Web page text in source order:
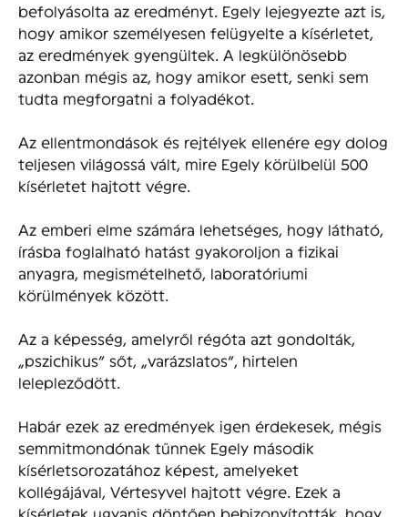
befolyásolta az eredményt. Egely lejegyezte azt is,
hogy amikor személyesen felügyelte a kísérletet,
az eredmények gyengültek. A legkülönösebb
azonban mégis az, hogy amikor esett, senki sem
tudta megforgatni a folyadékot.
Az ellentmondások és rejtélyek ellenére egy dolog
teljesen világossá vált, mire Egely körülbelül 500
kísérletet hajtott végre.
Az emberi elme számára lehetséges, hogy látható,
írásba foglalható hatást gyakoroljon a fizikai
anyagra, megismételhető, laboratóriumi
körülmények között.
Az a képesség, amelyről régóta azt gondolták,
„pszichikus” sőt, „varázslatos”, hirtelen
lelepleződött.
Habár ezek az eredmények igen érdekesek, mégis
semmitmondónak tűnnek Egely második
kísérletsorozatához képest, amelyeket
kollégájával, Vértesyvel hajtott végre. Ezek a
kísérletek ugyanis döntően bebizonyították, hogy